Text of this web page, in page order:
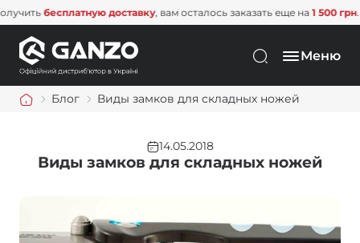
доставку, вам осталось заказать еще на1 500 грн. Не
Меню
Блог Виды замков для складных ножей
14.05.2018
Виды замков для складных ножей